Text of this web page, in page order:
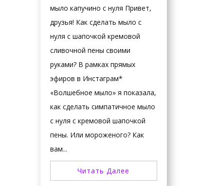
мыло капучино с нуля Привет,
друзья! Как сделать мыло с
нуля с шапочкой кремовой
сливочной пены своими
руками? В рамках прямых
эфиров в Инстаграм*
«Волшебное мыло» я показала,
как сделать симпатичное мыло
с нуля с кремовой шапочкой
пены. Или мороженого? Как
вам...
Читать Далее